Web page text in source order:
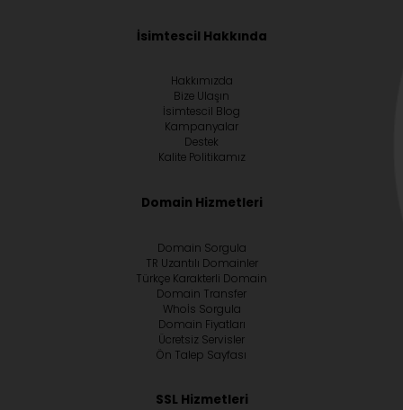
İsimtescil Hakkında
Hakkımızda
Bize Ulaşın
İsimtescil Blog
Kampanyalar
Destek
Kalite Politikamız
Domain Hizmetleri
Domain Sorgula
TR Uzantılı Domainler
Türkçe Karakterli Domain
Domain Transfer
Whoİs Sorgula
Domain Fiyatları
Ücretsiz Servisler
Ön Talep Sayfası
SSL Hizmetleri